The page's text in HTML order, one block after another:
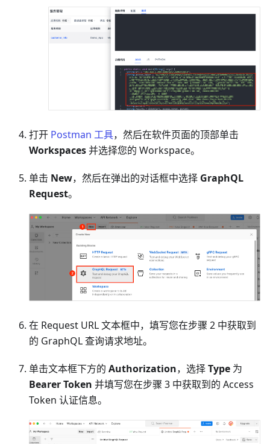
打开 Postman 工具，然后在软件页面的顶部单击
Workspaces并选择您的 Workspace。
单击 New，然后在弹出的对话框中选择 GraphQL
Request。
在 Request URL 文本框中，填写您在步骤 2 中获取到
的 GraphQL 查询请求地址。
单击文本框下方的 Authorization，选择Type 为
Bearer Token 并填写您在步骤 3 中获取到的 Access
Token 认证信息。